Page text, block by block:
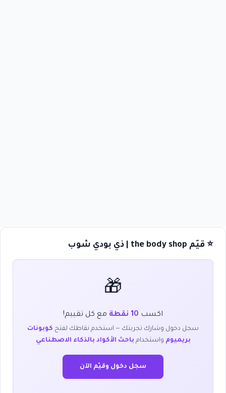
⭐ قيّم the body shop | ذي بودي شوب
🎁
اكسب 10 نقطة مع كل تقييم!
سجل دخول وشارك تجربتك — استخدم نقاطك لفتح كوبونات
بريميوم واستخدام باحث الأكواد بالذكاء الاصطناعي
سجل دخول وقيّم الآن